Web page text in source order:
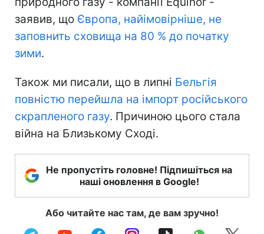
заявив, що Європа, найімовірніше, не
заповнить сховища на 80 % до початку
зими.
Також ми писали, що в липні Бельгія
повністю перейшла на імпорт російського
скрапленого газу. Причиною цього стала
війна на Близькому Сході.
Не пропустіть головне! Підпишіться на
наші оновлення в Google!
Або читайте нас там, де вам зручно!